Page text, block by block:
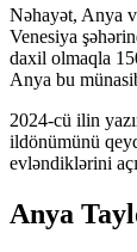
Nəhayət, Anya
Venesiya
daxil olmaqla
Anya bu
2024-cü ilin
ildönümünü
evləndiklərini
Anya